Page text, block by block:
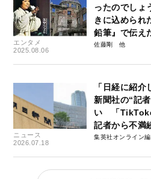
エンタメ
2025.08.06
ったのでしょ
きに込められ
鉛筆』で伝え
佐藤剛
ニュース
2026.07.18
「日経に紹
新聞社の“記
い 「
記者から不満
集英社オンライン